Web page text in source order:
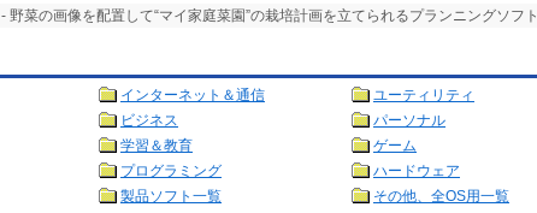
- 野菜の画像を配置して“マイ家庭菜園”の栽培計画を立てられるプランニングソフト
インターネット＆通信
ユーティリティ
ビジネス
パーソナル
学習＆教育
ゲーム
プログラミング
ハードウェア
製品ソフト一覧 その他、全OS用一覧